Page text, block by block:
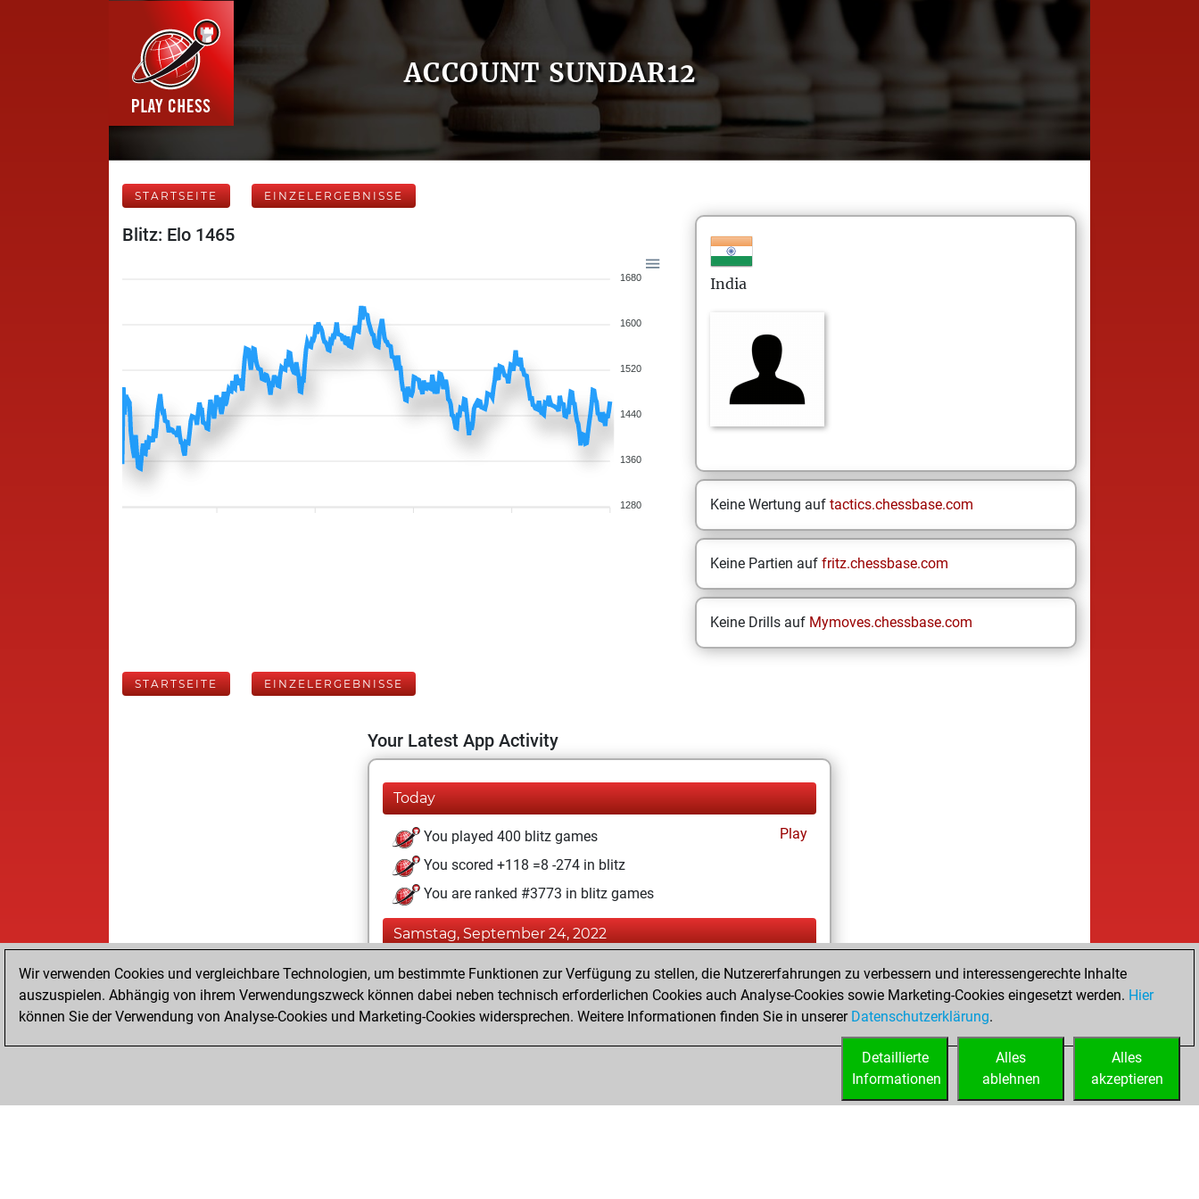
ACCOUNT SUNDAR12
STARTSEITE EINZELERGEBNISSE
Blitz: Elo 1465
1680
1600
1520
1440
1360
1280
India
Keine Wertung auf tactics.chessbase.com
Keine Partien auf fritz.chessbase.com
Keine Drills auf Mymoves.chessbase.com
STARTSEITE EINZELERGEBNISSE
Your Latest App Activity
Today
You played 400 blitz games
Play
You scored +118 =8 -274 in blitz
You are ranked #3773 in blitz games
Samstag, September 24, 2022
You created your Play account Play
Wir verwenden Cookies und vergleichbare Technologien, um bestimmte Funktionen zur Verfügung zu stellen, die Nutzererfahrungen zu verbessern und interessengerechte Inhalte
auszuspielen. Abhängig von ihrem Verwendungszweck können dabei neben technisch erforderlichen Cookies auch Analyse-Cookies sowie Marketing-Cookies eingesetzt werden. Hier
können Sie der Verwendung von Analyse-Cookies und Marketing-Cookies widersprechen. Weitere Informationen finden Sie in unserer Datenschutzerklärung.
Alles
akzeptieren
Alles
ablehnen
Detaillierte
Informationen